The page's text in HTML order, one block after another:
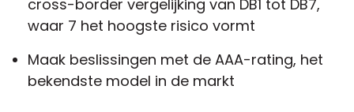
cross-border vergelijking van DB1 tot DB7,
waar 7 het hoogste risico vormt
Maak beslissingen met de AAA-rating, het
bekendste model in de markt